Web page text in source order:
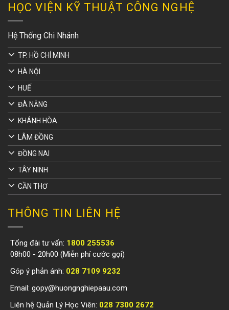
HỌC VIỆN KỸ THUẬT CÔNG NGHỆ
Hệ Thống Chi Nhánh
TP. HỒ CHÍ MINH
HÀ NỘI
HUẾ
ĐÀ NẴNG
KHÁNH HÒA
LÂM ĐỒNG
ĐỒNG NAI
TÂY NINH
CẦN THƠ
THÔNG TIN LIÊN HỆ
Tổng đài tư vấn: 1800 255536
08h00 - 20h00 (Miễn phí cước gọi)
Góp ý phản ánh: 028 7109 9232
Email: gopy@huongnghiepaau.com
Liên hệ Quản Lý Học Viên: 028 7300 2672